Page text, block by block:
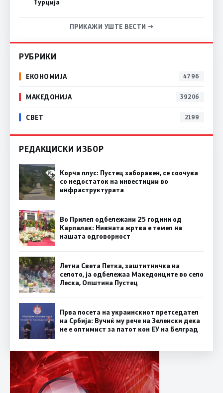
Турција
ПРИКАЖИ УШТЕ ВЕСТИ →
РУБРИКИ
ЕКОНОМИЈА 4796
МАКЕДОНИЈА 39206
СВЕТ 2199
РЕДАКЦИСКИ ИЗБОР
Корча плус: Пустец заборавен, се соочува
со недостаток на инвестиции во
инфраструктурата
Во Прилеп одбележани 25 години од
Карпалак: Нивната жртва е темел на
нашата одговорност
Летна Света Петка, заштитничка на
селото, ја одбележаа Македонците во село
Леска, Општина Пустец
Прва посета на украинскиот претседател
на Србија: Вучиќ му рече на Зеленски дека
не е оптимист за патот кон ЕУ на Белград